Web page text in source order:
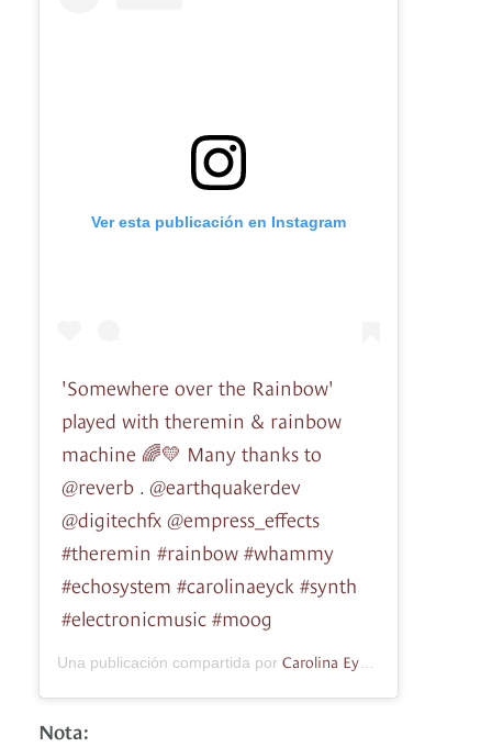
Ver esta publicación en Instagram
'Somewhere over the Rainbow'
played with theremin & rainbow
machine 🌈💛 Many thanks to
@reverb . @earthquakerdev
@digitechfx @empress_effects
#theremin #rainbow #whammy
#echosystem #carolinaeyck #synth
#electronicmusic #moog
Una publicación compartida por Carolina Eyck
Nota: